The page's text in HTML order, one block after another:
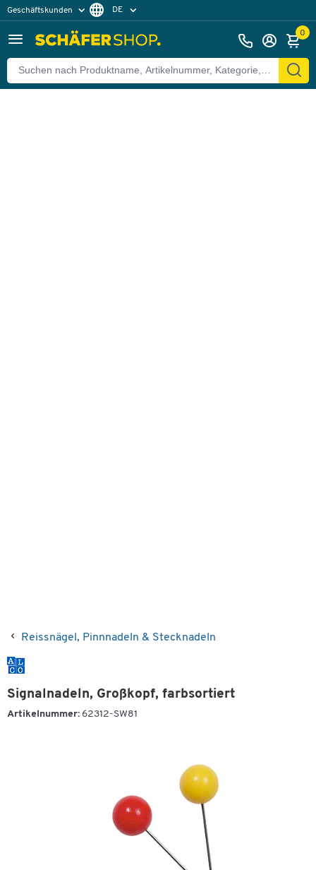
Geschäftskunden DE
0
Reissnägel, Pinnnadeln & Stecknadeln
Signalnadeln, Großkopf, farbsortiert
Artikelnummer: 62312-SW81
Zurück